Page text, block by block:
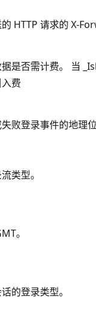
HTTP 请求的 X-
是否需计费。 当
费
败登录事件的地理
类型。
。
的登录类型。